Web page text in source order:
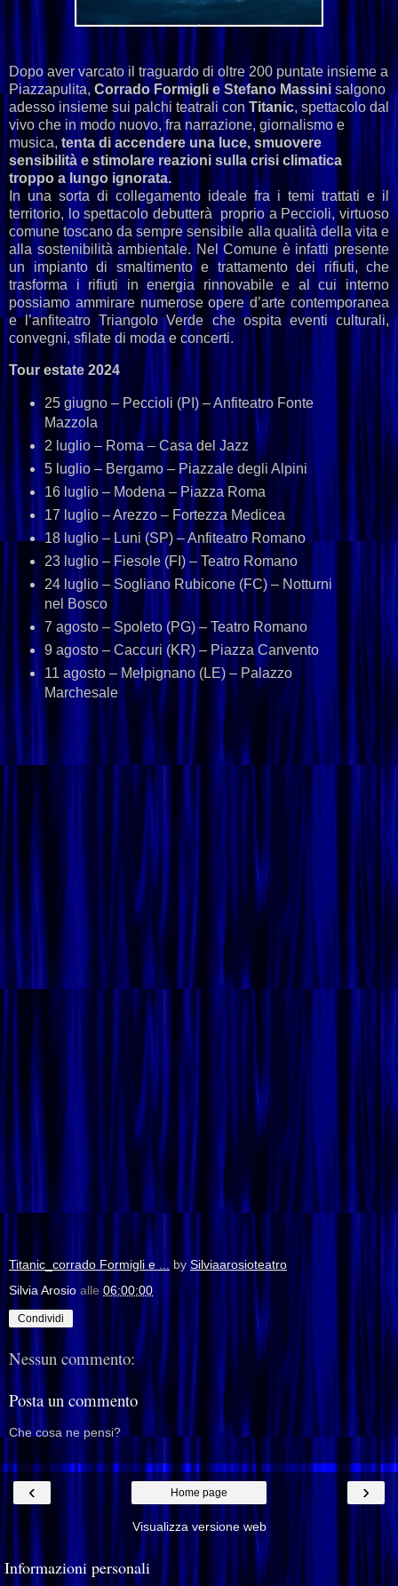
Dopo aver varcato il traguardo di oltre 200 puntate insieme a
Piazzapulita, Corrado Formigli e Stefano Massini salgono
adesso insieme sui palchi teatrali con Titanic, spettacolo dal
vivo che in modo nuovo, fra narrazione, giornalismo e
musica, tenta di accendere una luce, smuovere
sensibilità e stimolare reazioni sulla crisi climatica
troppo a lungo ignorata.
In una sorta di collegamento ideale fra i temi trattati e il
territorio, lo spettacolo debutterà proprio a Peccioli, virtuoso
comune toscano da sempre sensibile alla qualità della vita e
alla sostenibilità ambientale. Nel Comune è infatti presente
un impianto di smaltimento e trattamento dei rifiuti, che
trasforma i rifiuti in energia rinnovabile e al cui interno
possiamo ammirare numerose opere d’arte contemporanea
e l’anfiteatro Triangolo Verde che ospita eventi culturali,
convegni, sfilate di moda e concerti.
Tour estate 2024
25 giugno – Peccioli (PI) – Anfiteatro Fonte
Mazzola
2 luglio – Roma – Casa del Jazz
5 luglio – Bergamo – Piazzale degli Alpini
16 luglio – Modena – Piazza Roma
17 luglio – Arezzo – Fortezza Medicea
18 luglio – Luni (SP) – Anfiteatro Romano
23 luglio – Fiesole (FI) – Teatro Romano
24 luglio – Sogliano Rubicone (FC) – Notturni
nel Bosco
7 agosto – Spoleto (PG) – Teatro Romano
9 agosto – Caccuri (KR) – Piazza Canvento
11 agosto – Melpignano (LE) – Palazzo
Marchesale
Titanic_corrado Formigli e ... by Silviaarosioteatro
Silvia Arosio alle 06:00:00
Condividi
Nessun commento:
Posta un commento
Che cosa ne pensi?
‹ ›
Home page
Visualizza versione web
Informazioni personali